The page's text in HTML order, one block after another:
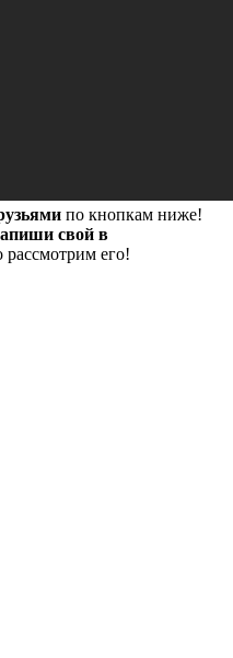
по кнопкам ниже!
свой в
рассмотрим его!